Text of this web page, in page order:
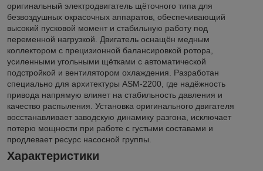
оригинальный электродвигатель щёточного типа для
безвоздушных окрасочных аппаратов, обеспечивающий
высокий пусковой момент и стабильную работу под
переменной нагрузкой. Двигатель оснащён медным
коллектором с прецизионной балансировкой ротора,
усиленными угольными щётками с автоматической
подстройкой и вентилятором охлаждения. Разработан
специально для архитектуры ASM-2200, где надёжность
привода напрямую влияет на стабильность давления и
качество распыления. Установка оригинального двигателя
восстанавливает заводскую динамику разгона, исключает
потерю мощности при работе с густыми составами и
продлевает ресурс насосной группы.
Характеристики